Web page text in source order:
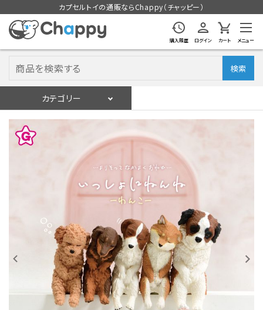
カプセルトイの通販ならChappy（チャッピー）
購入履歴 ログイン カート メニュー
検索
カテゴリー
入荷スケジュールをチェック
カプセルトイマシン本体
カプセルトイ
販促用空カプセル
レンタル